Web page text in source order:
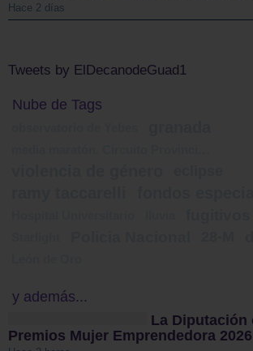
Hace 2 días
Tweets by ElDecanodeGuad1
Nube de Tags
y además...
La Diputación
Premios Mujer Emprendedora 2026